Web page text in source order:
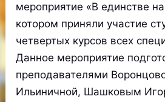
мероприятие «В единстве
котором приняли участие
четвертых курсов всех
Данное мероприятие
преподавателями
Ильиничной, Шашковым